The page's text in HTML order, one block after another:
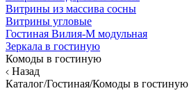
Витрины из массива сосны
Витрины угловые
Гостиная Вилия-М модульная
Зеркала в гостиную
Комоды в гостиную
Назад
Каталог/Гостиная/Комоды в гостиную